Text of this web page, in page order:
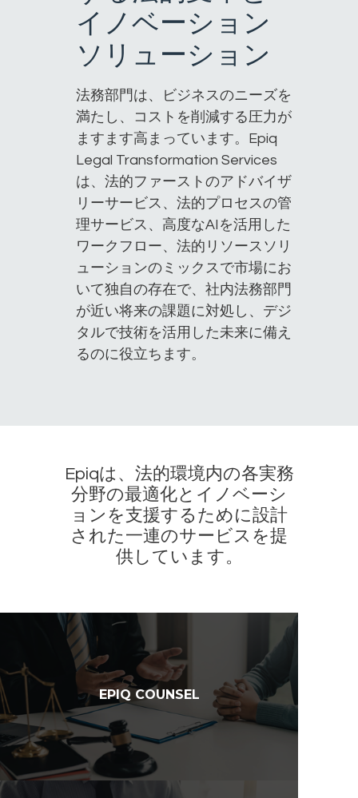
イノベーション
ソリューション
法務部門は、ビジネスのニーズを
満たし、コストを削減する圧力が
ますます高まっています。Epiq
Legal Transformation Services
は、法的ファーストのアドバイザ
リーサービス、法的プロセスの管
理サービス、高度なAIを活用した
ワークフロー、法的リソースソリ
ューションのミックスで市場にお
いて独自の存在で、社内法務部門
が近い将来の課題に対処し、デジ
タルで技術を活用した未来に備え
るのに役立ちます。
Epiqは、法的環境内の各実務
分野の最適化とイノベーシ
ョンを支援するために設計
された一連のサービスを提
供しています。
EPIQ COUNSEL